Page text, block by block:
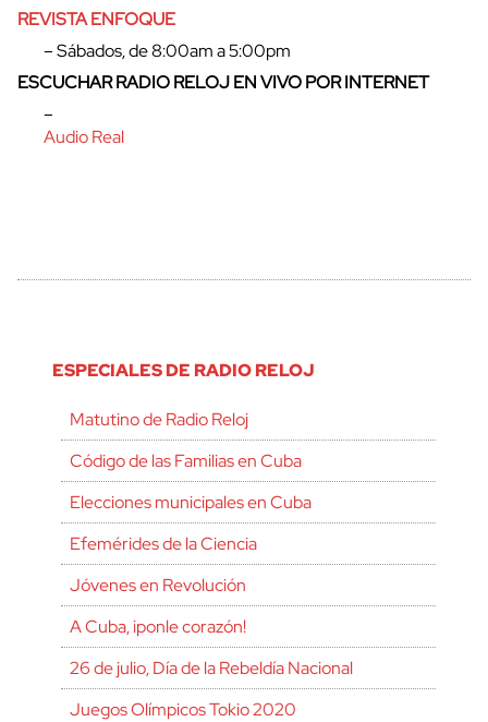
REVISTA ENFOQUE
– Sábados, de 8:00am a 5:00pm
ESCUCHAR RADIO RELOJ EN VIVO POR INTERNET
–
Audio Real
ESPECIALES DE RADIO RELOJ
Matutino de Radio Reloj
Código de las Familias en Cuba
Elecciones municipales en Cuba
Efemérides de la Ciencia
Jóvenes en Revolución
A Cuba, ¡ponle corazón!
26 de julio, Día de la Rebeldía Nacional
Juegos Olímpicos Tokio 2020